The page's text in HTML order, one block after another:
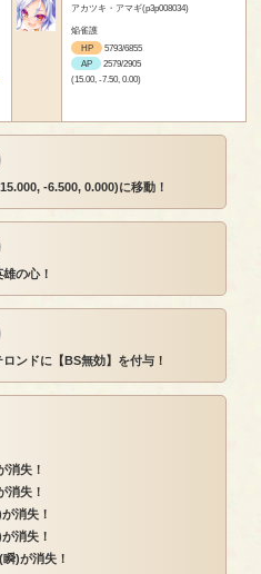
アカツキ・アマギ(p3p008034)
焔雀護
HP
5793/6855
AP
2579/2905
(15.00, -7.50, 0.00)
-6.500, 0.000)に移動！
の心！
ンドに【BS無効】を付与！
消失！
消失！
消失！
消失！
)が消失！